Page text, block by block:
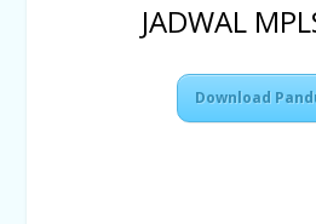
JADWAL
Download